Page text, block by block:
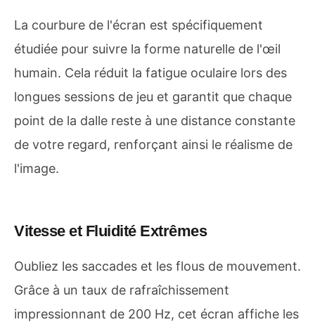
La courbure de l'écran est spécifiquement
étudiée pour suivre la forme naturelle de l'œil
humain. Cela réduit la fatigue oculaire lors des
longues sessions de jeu et garantit que chaque
point de la dalle reste à une distance constante
de votre regard, renforçant ainsi le réalisme de
l'image.
Vitesse et Fluidité Extrêmes
Oubliez les saccades et les flous de mouvement.
Grâce à un taux de rafraîchissement
impressionnant de 200 Hz, cet écran affiche les